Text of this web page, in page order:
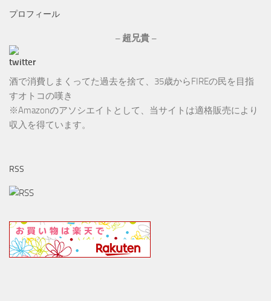
イ
プロフィール
– 超兄貴 –
酒で消費しまくってた過去を捨て、35歳からFIREの民を目指
すオトコの嘆き
※Amazonのアソシエイトとして、当サイトは適格販売により
収入を得ています。
RSS